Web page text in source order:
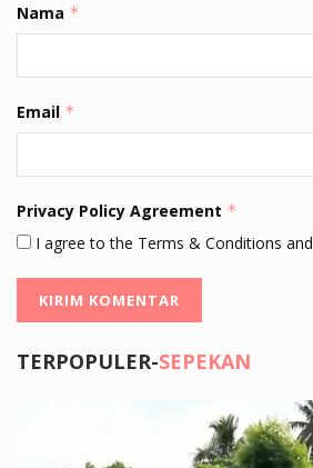
Nama *
Email *
Privacy Policy Agreement *
I agree to the Terms & Conditions and
TERPOPULER-SEPEKAN